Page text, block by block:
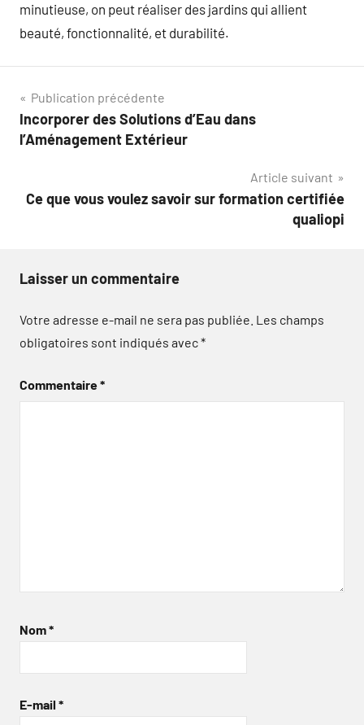
minutieuse, on peut réaliser des jardins qui allient
beauté, fonctionnalité, et durabilité.
Navigation
de
Publication précédente
Incorporer des Solutions d’Eau dans
l’Aménagement Extérieur
Article suivant
Ce que vous voulez savoir sur formation certifiée
qualiopi
Laisser un commentaire
Votre adresse e-mail ne sera pas publiée. Les champs
obligatoires sont indiqués avec*
Commentaire*
Nom*
E-mail *